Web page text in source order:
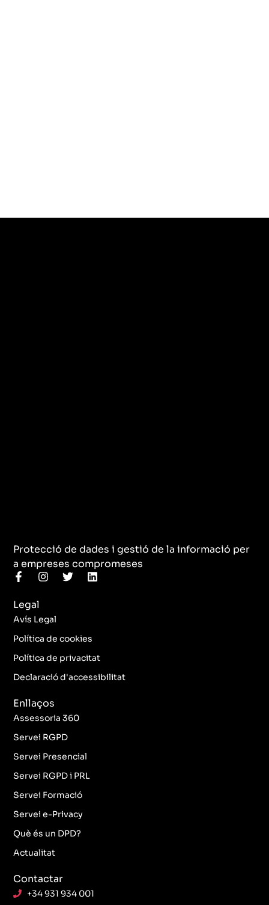
Protecció de dades i gestió de la informació per
a empreses compromeses
F
a
e
b
o
k
-
f
I
n
a
r
m
T
w
r
L
i
i
n
Enllaços
Assessoria 360
Servei RGPD
Servei Presencial
Servei RGPD i PRL
Servei Formació
Servei e-Privacy
Què és un DPD?
Actualitat
Legal
Avís Legal
Política de cookies
Política de privacitat
Declaració d'accessibilitat
Contactar
+34 931 934 001